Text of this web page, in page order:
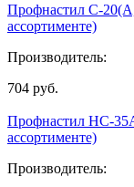
Профнастил С-
ассортименте)
Производитель:
704 руб.
Профнастил НС-
ассортименте)
Производитель: